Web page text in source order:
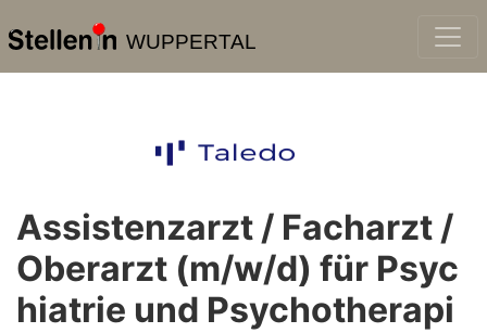
WUPPERTAL
Assistenzarzt / Facharzt /
Oberarzt (m/w/d) für Psyc
hiatrie und Psychotherapi